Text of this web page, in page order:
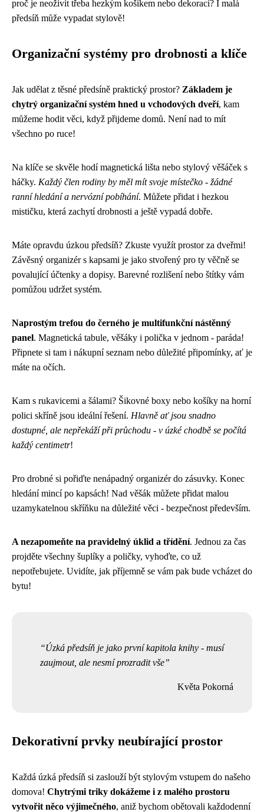
proč je neoživit třeba hezkým košíkem nebo dekorací? I malá
předsíň může vypadat stylově!
Organizační systémy pro drobnosti a klíče
Jak udělat z těsné předsíně praktický prostor? Základem je
chytrý organizační systém hned u vchodových dveří, kam
můžeme hodit věci, když přijdeme domů. Není nad to mít
všechno po ruce!
Na klíče se skvěle hodí magnetická lišta nebo stylový věšáček s
háčky. Každý člen rodiny by měl mít svoje místečko - žádné
ranní hledání a nervózní pobíhání. Můžete přidat i hezkou
mističku, která zachytí drobnosti a ještě vypadá dobře.
Máte opravdu úzkou předsíň? Zkuste využít prostor za dveřmi!
Závěsný organizér s kapsami je jako stvořený pro ty věčně se
povalující účtenky a dopisy. Barevné rozlišení nebo štítky vám
pomůžou udržet systém.
Naprostým trefou do černého je multifunkční nástěnný
panel. Magnetická tabule, věšáky i polička v jednom - paráda!
Připnete si tam i nákupní seznam nebo důležité připomínky, ať je
máte na očích.
Kam s rukavicemi a šálami? Šikovné boxy nebo košíky na horní
polici skříně jsou ideální řešení. Hlavně ať jsou snadno
dostupné, ale nepřekáží při průchodu - v úzké chodbě se počítá
každý centimetr!
Pro drobné si pořiďte nenápadný organizér do zásuvky. Konec
hledání mincí po kapsách! Nad věšák můžete přidat malou
uzamykatelnou skříňku na důležité věci - bezpečnost především.
A nezapomeňte na pravidelný úklid a třídění. Jednou za čas
projděte všechny šuplíky a poličky, vyhoďte, co už
nepotřebujete. Uvidíte, jak příjemně se vám pak bude vcházet do
bytu!
Úzká předsíň je jako první kapitola knihy - musí
zaujmout, ale nesmí prozradit vše
Květa Pokorná
Dekorativní prvky neubírající prostor
Každá úzká předsíň si zaslouží být stylovým vstupem do našeho
domova! Chytrými triky dokážeme i z malého prostoru
vytvořit něco výjimečného, aniž bychom obětovali každodenní